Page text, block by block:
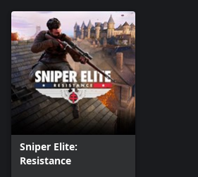
Sniper Elite:
Resistance